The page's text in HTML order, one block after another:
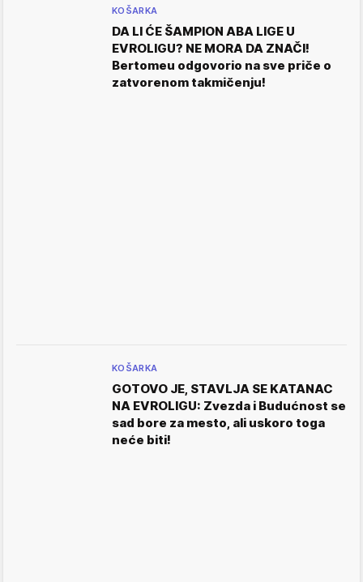
KOŠARKA
DA LI ĆE ŠAMPION ABA LIGE U
EVROLIGU? NE MORA DA ZNAČI!
Bertomeu odgovorio na sve priče o
zatvorenom takmičenju!
KOŠARKA
GOTOVO JE, STAVLJA SE KATANAC
NA EVROLIGU: Zvezda i Budućnost se
sad bore za mesto, ali uskoro toga
neće biti!